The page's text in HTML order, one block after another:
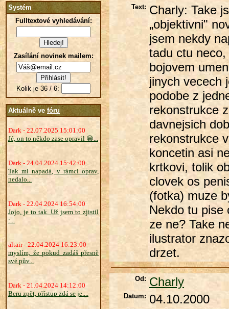
Systém
Fulltextové vyhledávání:
Zasílání novinek mailem:
Kolik je 36 / 6:
Aktuálně ve fóru
Dark - 22.07.2025 15:01:00
Jé, on to někdo zase opravil 😁...
Dark - 24.04.2024 15:42:00
Tak mi napadá, v rámci oprav,
nedalo...
Dark - 22.04.2024 16:54:00
Jojo, je to tak. Už jsem to zjistil
:...
altair - 22.04.2024 16:23:00
myslím, že pokud zadáš přesně
své pův...
Dark - 21.04.2024 14:12:00
Beru zpět, přístup zdá se je....
Text: Charly: Take
„objektivni"
jsem nekdy
tadu ctu
bojovem
jinych vecech
podobe z
rekonstrukce
davnejsich
rekonstrukce
koncetin asi
krtkovi, tolik
clovek os
(fotka) muze
Nekdo tu pise
ze ne? Take
ilustrator
drzet.
Od: Charly
Datum: 04.10.2000